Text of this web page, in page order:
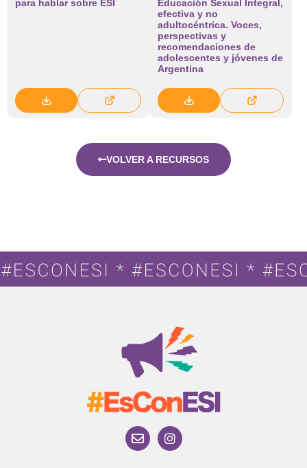
para hablar sobre ESI
Educación Sexual Integral,
efectiva y no
adultocéntrica. Voces,
perspectivas y
recomendaciones de
adolescentes y jóvenes de
Argentina
VOLVER A RECURSOS